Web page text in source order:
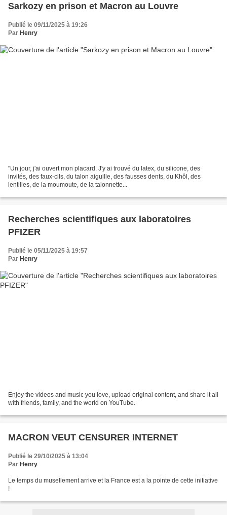
Sarkozy en prison et Macron au Louvre
Publié le 09/11/2025 à 19:26
Par Henry
"Un jour, j'ai ouvert mon placard. J'y ai trouvé du latex, du silicone, des
invités, des faux-cils, du talon aiguille, des fausses dents, du Khôl, des
lentilles, de la moumoute, de la talonnette...
Recherches scientifiques aux laboratoires
PFIZER
Publié le 05/11/2025 à 19:57
Par Henry
Enjoy the videos and music you love, upload original content, and share it all
with friends, family, and the world on YouTube.
MACRON VEUT CENSURER INTERNET
Publié le 29/10/2025 à 13:04
Par Henry
Le temps du musellement arrive et la France est a la pointe de cette initiative
!